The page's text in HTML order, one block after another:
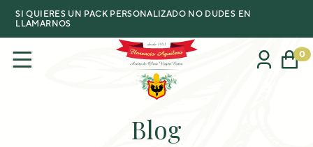
SI QUIERES UN PACK PERSONALIZADO NO DUDES EN
LLAMARNOS
0
Blog